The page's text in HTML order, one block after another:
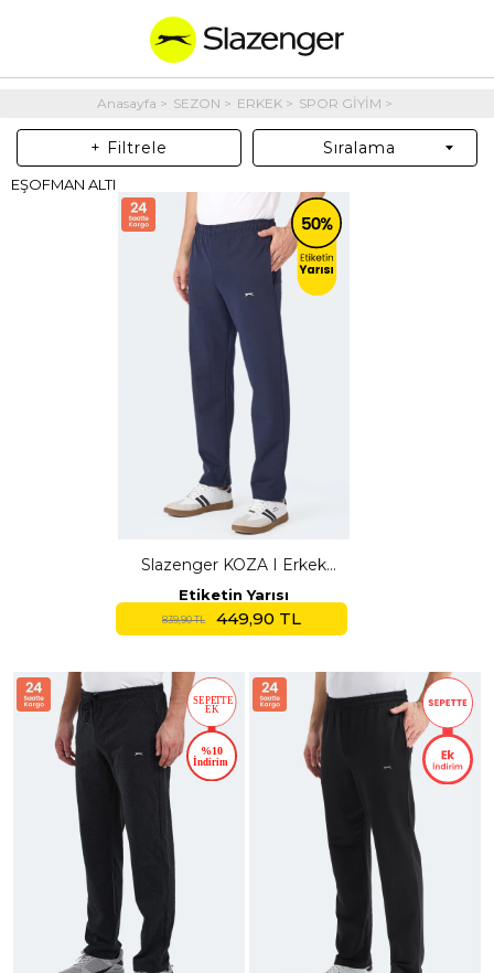
Anasayfa SEZON ERKEK SPOR GİYİM
+ Filtrele Sıralama
EŞOFMAN ALTI
Slazenger KOZA I Erkek
Cepli Lacivert Eşofman Altı
Etiketin Yarısı
839,90 TL 449,90 TL